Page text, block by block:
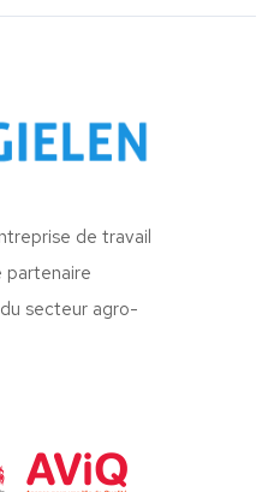
de travail
partenaire
secteur agro-